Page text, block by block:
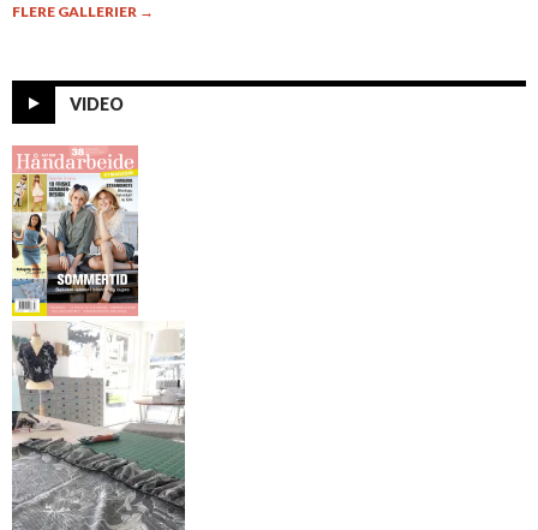
FLERE GALLERIER →
VIDEO
Alt om
Håndarbeide 7-
2014
Mønster til
sommerkjole